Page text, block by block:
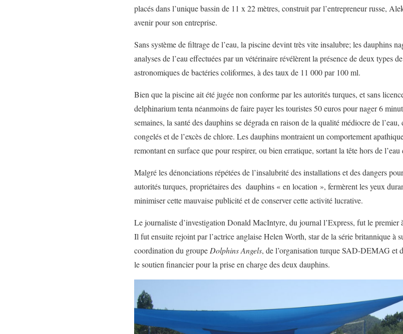
placés dans l’unique bassin de 11 x 22 mètres, construit par l’entrepreneur russe,
avenir pour son entreprise.
Sans système de filtrage de l’eau, la piscine devint très vite insalubre; les dauphins
analyses de l’eau effectuées par un vétérinaire révélèrent la présence de deux types
astronomiques de bactéries coliformes, à des taux de 11 000 par 100 ml.
Bien que la piscine ait été jugée non conforme par les autorités turques, et sans
delphinarium tenta néanmoins de faire payer les touristes 50 euros pour nager 6
semaines, la santé des dauphins se dégrada en raison de la qualité médiocre de
congelés et de l’excès de chlore. Les dauphins montraient un comportement
remontant en surface que pour respirer, ou bien erratique, sortant la tête hors de
Malgré les dénonciations répétées de l’insalubrité des installations et des dangers
autorités turques, propriétaires des dauphins « en location », fermèrent les yeux
minimiser cette mauvaise publicité et de conserver cette activité lucrative.
Le journaliste d’investigation Donald MacIntyre, du journal l’Express, fut le premier
Il fut ensuite rejoint par l’actrice anglaise Helen Worth, star de la série britannique à
coordination du groupe Dolphins Angels, de l’organisation turque SAD-DEMAG et
le soutien financier pour la prise en charge des deux dauphins.